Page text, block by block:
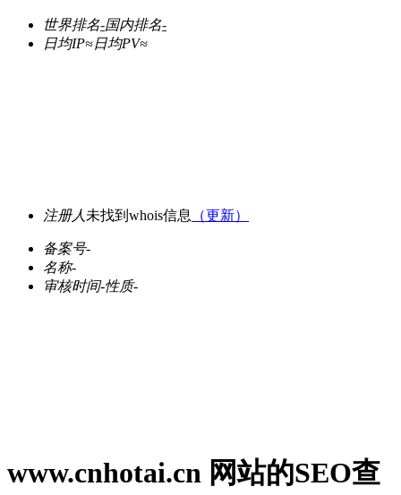
世界排名-国内排名-
日均IP≈日均PV≈
注册人 未找到whois信息 （更新）
备案号-
名称-
审核时间-性质-
www.cnhotai.cn 网站的SEO查